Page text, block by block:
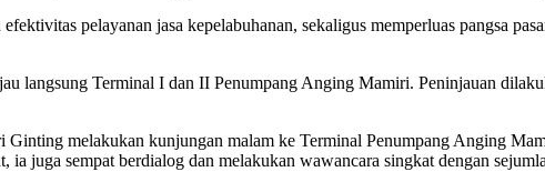
pelayanan jasa kepelabuhanan, sekaligus memperluas pangsa
langsung Terminal I dan II Penumpang Anging Mamiri. Peninjauan
melakukan kunjungan malam ke Terminal Penumpang Anging
juga sempat berdialog dan melakukan wawancara singkat dengan